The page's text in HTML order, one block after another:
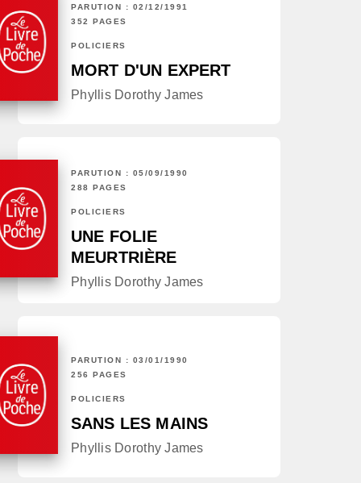
PARUTION : 02/12/1991
352 PAGES
POLICIERS
MORT D'UN EXPERT
Phyllis Dorothy James
PARUTION : 05/09/1990
288 PAGES
POLICIERS
UNE FOLIE
MEURTRIÈRE
Phyllis Dorothy James
PARUTION : 03/01/1990
256 PAGES
POLICIERS
SANS LES MAINS
Phyllis Dorothy James